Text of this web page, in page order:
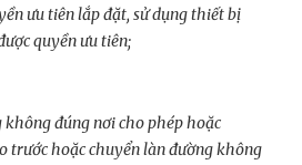
ưu tiên lắp đặt, sử dụng thiết bị
quyền ưu tiên;
đúng nơi cho phép hoặc
trước hoặc chuyển làn đường không